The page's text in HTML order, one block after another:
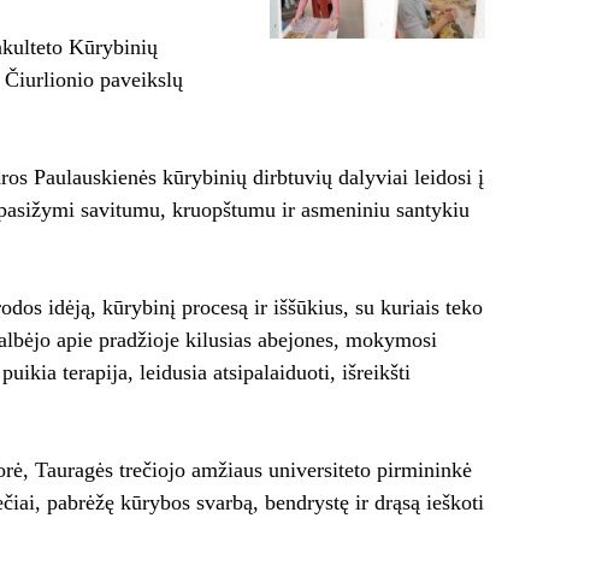
Kūrybinių
paveikslų
Paulauskienės kūrybinių dirbtuvių dalyviai leidosi į
savitumu, kruopštumu ir asmeniniu santykiu
idėją, kūrybinį procesą ir iššūkius, su kuriais teko
apie pradžioje kilusias abejones, mokymosi
terapija, leidusia atsipalaiduoti, išreikšti
Tauragės trečiojo amžiaus universiteto pirmininkė
pabrėžę kūrybos svarbą, bendrystę ir drąsą ieškoti